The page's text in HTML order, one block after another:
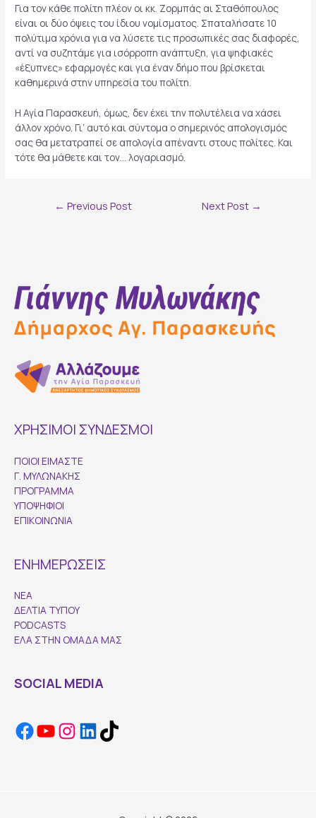
Για τον κάθε πολίτη πλέον οι κκ. Ζορμπάς αι Σταθόπουλος
είναι οι δύο όψεις του ίδιου νομίσματος. Σπαταλήσατε 10
πολύτιμα χρόνια για να λύσετε τις προσωπικές σας διαφορές,
αντί να συζητάμε για ισόρροπη ανάπτυξη, για ψηφιακές
«έξυπνες» εφαρμογές και για έναν δήμο που βρίσκεται
καθημερινά στην υπηρεσία του πολίτη.
Η Αγία Παρασκευή, όμως, δεν έχει την πολυτέλεια να χάσει
άλλον χρόνο. Γι’ αυτό και σύντομα ο σημερινός απολογισμός
σας θα μετατραπεί σε απολογία απέναντι στους πολίτες. Και
τότε θα μάθετε και τον… λογαριασμό.
← Previous Post Next Post →
ΧΡΗΣΙΜΟΙ ΣΥΝΔΕΣΜΟΙ
ΠΟΙΟΙ ΕΙΜΑΣΤΕ
Γ. ΜΥΛΩΝΑΚΗΣ
ΠΡΟΓΡΑΜΜΑ
ΥΠΟΨΗΦΙΟΙ
ΕΠΙΚΟΙΝΩΝΙΑ
ΕΝΗΜΕΡΩΣΕΙΣ
ΝΕΑ
ΔΕΛΤΙΑ ΤΥΠΟΥ
PODCASTS
ΕΛΑ ΣΤΗΝ ΟΜΑΔΑ ΜΑΣ
SOCIAL MEDIA
Facebook
YouTube
Instagram
LinkedIn
TikTok